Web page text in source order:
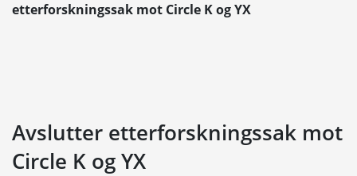
etterforskningssak mot Circle K og YX
Avslutter etterforskningssak mot
Circle K og YX